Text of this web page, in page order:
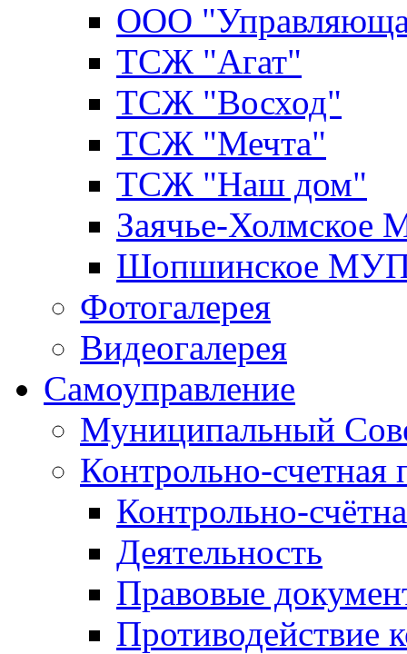
ООО
ТСЖ "Агат"
ТСЖ "Восход"
ТСЖ "Мечта"
ТСЖ "Наш дом"
Заячье-
Шопшинское
Фотогалерея
Видеогалерея
Самоуправление
Муниципальный
Контрольно-счетная
Контрольно-
Деятельность
Правовые
Противодействие